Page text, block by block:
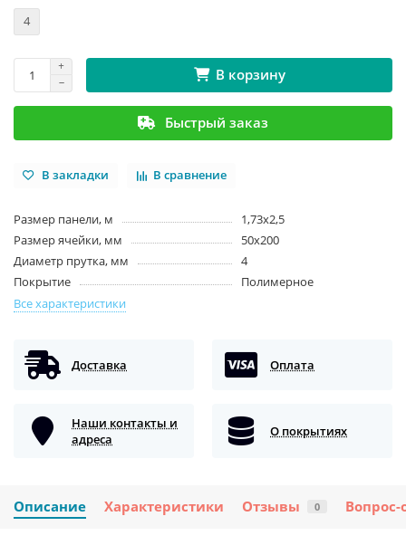
4
В корзину
Быстрый заказ
В закладки В сравнение
Размер панели, м
1,73x2,5
Размер ячейки, мм
50x200
Диаметр прутка, мм
4
Покрытие
Полимерное
Все характеристики
Доставка Оплата
Наши контакты и
адреса
О покрытиях
Описание Характеристики Отзывы 0 Вопрос-